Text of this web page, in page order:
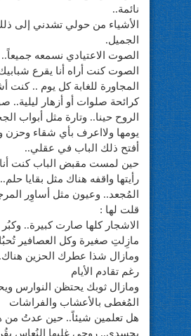
نائمة..
الأشياء من حولي تشدني إلى
الجميل.
الصوت الاعتيادي نسمعه
الصوت كنت أراه أنا يقرع
المجاورة للغابة كل يوم .. كنت
كرائحة صلوات أو أزهار ليلية..
الروح حينا.. وتارة مثل أبواب
يومها ولااعرف بأي شقاء وحزن
أفتح ذلك الباب في عقلي..
حين لمست مقبض الباب كنت أنا
رأيتها واقفه هناك مثل بقايا
المُجعد.. وعيون مثل أساوِر
قلت لها :
الاشجار كلها صارت كبيرة..
مازِلتِ صغيرة وكل العصافير
ومازال شذا عطرك الحزين
رغم تقادم الأيام
ومازال ثوبك يحتظن النوارس
المُغطى بالأعشاب والفراشات
هل تعلمين شيئاً.. حين عدتُ من
بجسدي.. روحي غلبها النُعاس